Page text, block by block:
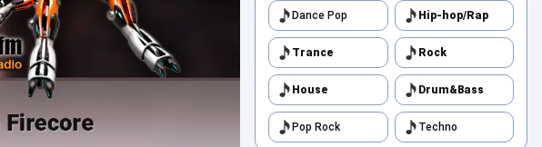
Dance Pop Hip-hop/Rap
Trance Rock
House Drum&Bass
Pop Rock Techno